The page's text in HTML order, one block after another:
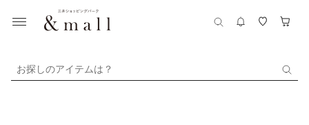
お探しのアイテムは？